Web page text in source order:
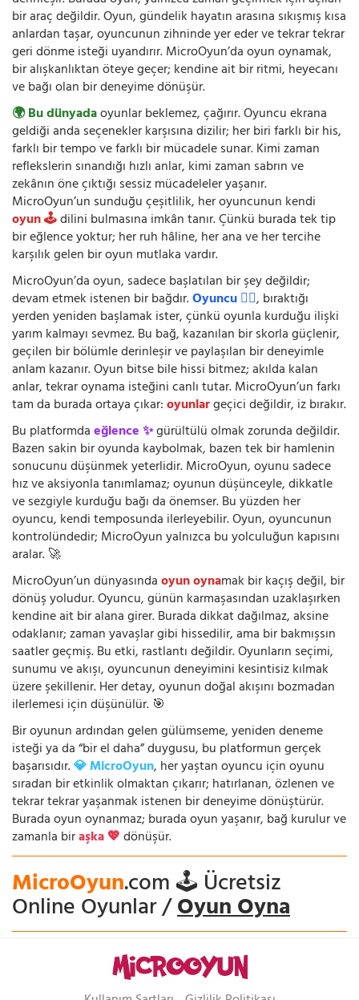
bir araç değildir. Oyun, gündelik hayatın arasına sıkışmış kısa
anlardan taşar, oyuncunun zihninde yer eder ve tekrar tekrar
geri dönme isteği uyandırır. MicroOyun’da oyun oynamak,
bir alışkanlıktan öteye geçer; kendine ait bir ritmi, heyecanı
ve bağı olan bir deneyime dönüşür.
🌍 Bu dünyadaoyunlar beklemez, çağırır. Oyuncu ekrana
geldiği anda seçenekler karşısına dizilir; her biri farklı bir his,
farklı bir tempo ve farklı bir mücadele sunar. Kimi zaman
reflekslerin sınandığı hızlı anlar, kimi zaman sabrın ve
zekânın öne çıktığı sessiz mücadeleler yaşanır.
MicroOyun’un sunduğu çeşitlilik, her oyuncunun kendi
oyun 🕹️dilini bulmasına imkân tanır. Çünkü burada tek tip
bir eğlence yoktur; her ruh hâline, her ana ve her tercihe
karşılık gelen bir oyun mutlaka vardır.
MicroOyun’da oyun, sadece başlatılan bir şey değildir;
devam etmek istenen bir bağdır.Oyuncu 🧍‍♂️, bıraktığı
yerden yeniden başlamak ister, çünkü oyunla kurduğu ilişki
yarım kalmayı sevmez. Bu bağ, kazanılan bir skorla güçlenir,
geçilen bir bölümle derinleşir ve paylaşılan bir deneyimle
anlam kazanır. Oyun bitse bile hissi bitmez; akılda kalan
anlar, tekrar oynama isteğini canlı tutar. MicroOyun’un farkı
tam da burada ortaya çıkar:oyunlargeçici değildir, iz bırakır.
Bu platformdaeğlence ✨gürültülü olmak zorunda değildir.
Bazen sakin bir oyunda kaybolmak, bazen tek bir hamlenin
sonucunu düşünmek yeterlidir. MicroOyun, oyunu sadece
hız ve aksiyonla tanımlamaz; oyunun düşünceyle, dikkatle
ve sezgiyle kurduğu bağı da önemser. Bu yüzden her
oyuncu, kendi temposunda ilerleyebilir. Oyun, oyuncunun
kontrolündedir; MicroOyun yalnızca bu yolculuğun kapısını
aralar. 🚀
MicroOyun’un dünyasındaoyun oynamak bir kaçış değil, bir
dönüş yoludur. Oyuncu, günün karmaşasından uzaklaşırken
kendine ait bir alana girer. Burada dikkat dağılmaz, aksine
odaklanır; zaman yavaşlar gibi hissedilir, ama bir bakmışsın
saatler geçmiş. Bu etki, rastlantı değildir. Oyunların seçimi,
sunumu ve akışı, oyuncunun deneyimini kesintisiz kılmak
üzere şekillenir. Her detay, oyunun doğal akışını bozmadan
ilerlemesi için düşünülür. 🎯
Bir oyunun ardından gelen gülümseme, yeniden deneme
isteği ya da “bir el daha” duygusu, bu platformun gerçek
başarısıdır.💎 MicroOyun, her yaştan oyuncu için oyunu
sıradan bir etkinlik olmaktan çıkarır; hatırlanan, özlenen ve
tekrar tekrar yaşanmak istenen bir deneyime dönüştürür.
Burada oyun oynanmaz; burada oyun yaşanır, bağ kurulur ve
zamanla biraşka 💖dönüşür.
MicroOyun.com 🕹️ Ücretsiz
Online Oyunlar /Oyun Oyna